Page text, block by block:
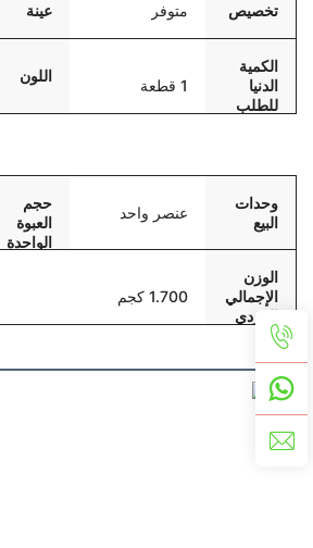
تخصيص متوفر عينة
الكمية
الدنيا
للطلب
1 قطعة
اللون
وحدات
البيع
عنصر واحد
حجم
العبوة
الواحدة
الوزن
الإجمالي
الفردي
1.700 كجم